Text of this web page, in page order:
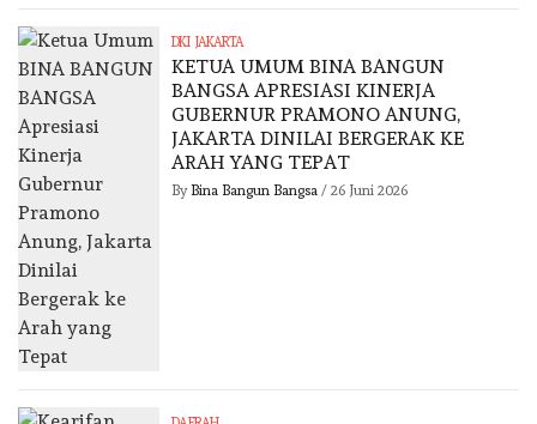
DKI JAKARTA
KETUA UMUM BINA BANGUN
BANGSA APRESIASI KINERJA
GUBERNUR PRAMONO ANUNG,
JAKARTA DINILAI BERGERAK KE
ARAH YANG TEPAT
By Bina Bangun Bangsa / 26 Juni 2026